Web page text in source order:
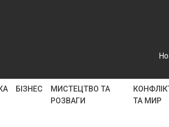
БІЗНЕС
МИСТЕЦТВО ТА
РОЗВАГИ
ТА МИР